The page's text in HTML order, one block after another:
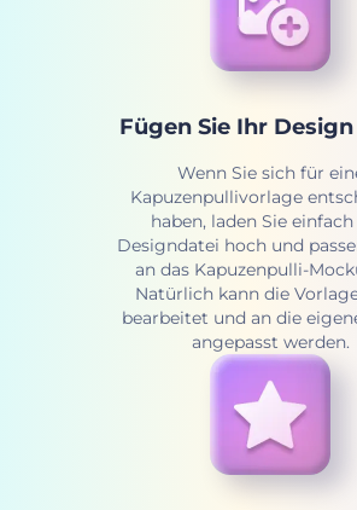
Fügen Sie Ihr
Wenn Sie sich für
Kapuzenpullivorlage
haben, laden Sie
Designdatei hoch und
an das Kapuzenpulli-
Natürlich kann die
bearbeitet und an die
angepasst werden.